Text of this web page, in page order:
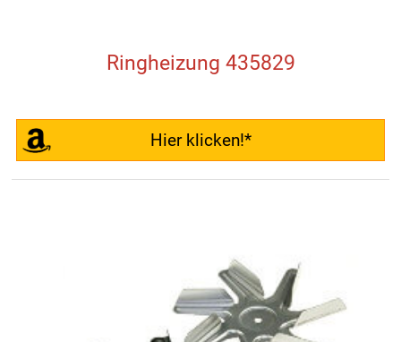
Ringheizung 435829
Hier klicken!*